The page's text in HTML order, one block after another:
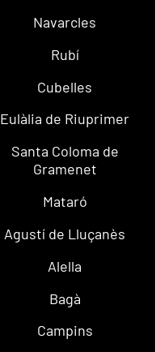
Navarcles
Rubí
Cubelles
Eulàlia de Riuprimer
Santa Coloma de
Gramenet
Mataró
Agustí de Lluçanès
Alella
Bagà
Campins